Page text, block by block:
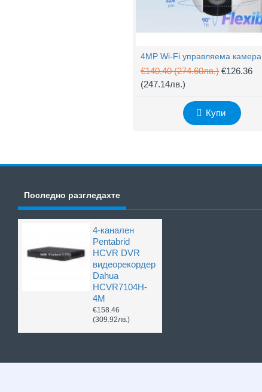
€140.40(274.60лв.) €126.36
(247.14лв.)
Купи
Последно разгледахте
4-канален
Pentabrid
HCVR DVR
видеорекордер
Dahua
HCVR7104H-
4M
€158.46
(309.92лв.)